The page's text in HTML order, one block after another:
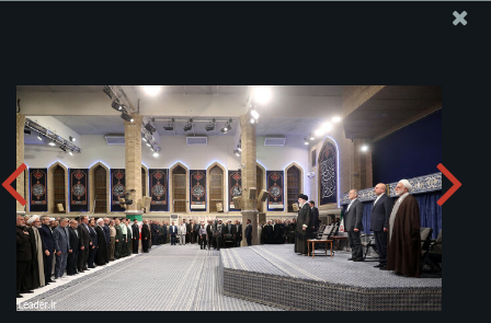
قائد الثورة الإسلامية المعظم يُنفّذ ويصادق على رأي الشعب
ويُعيّن السيد مسعود بزشكيان رئيساً للجمهورية الإسلامية
تحميل الألبوم:zip